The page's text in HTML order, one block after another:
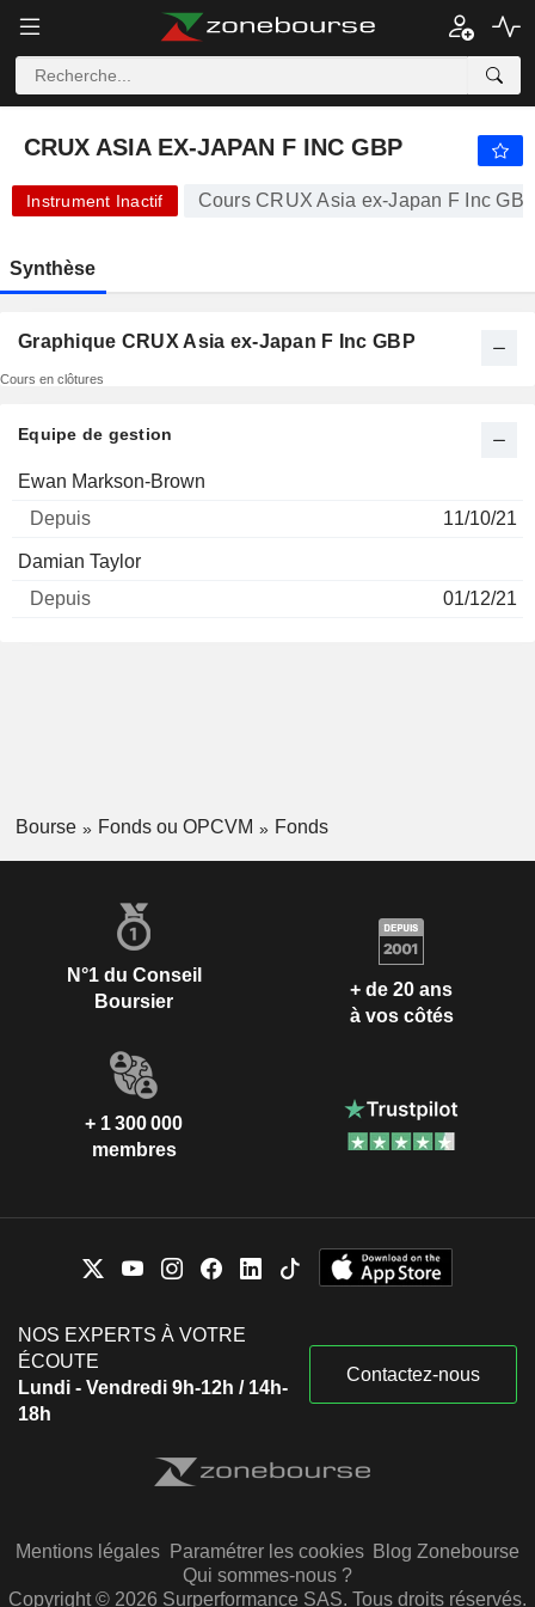
CRUX ASIA EX-JAPAN F INC GBP - £ -
CRUX ASIA EX-JAPAN F INC GBP
Instrument Inactif Cours CRUX Asia ex-Japan F Inc
Synthèse
Graphique CRUX Asia ex-Japan F Inc GBP
Cours en clôtures
Equipe de gestion
Nom Depuis
Ewan Markson-Brown
11/10/21
Damian Taylor
01/12/21
Bourse Fonds ou OPCVM Fonds
N°1 du Conseil
Boursier
+ de 20 ans
à vos côtés
+ 1 300 000
membres
NOS EXPERTS À VOTRE
ÉCOUTE
Lundi - Vendredi 9h-12h / 14h-
18h
Contactez-nous
Mentions légales Paramétrer les cookies Blog Zonebourse
Qui sommes-nous ?
Copyright © 2026 Surperformance SAS. Tous droits réservés.